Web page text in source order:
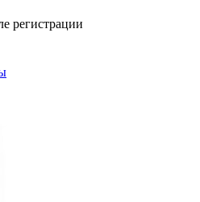
регистрации